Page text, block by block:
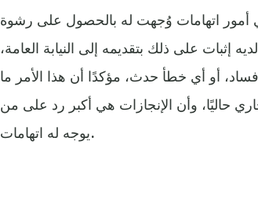
أمور اتهامات وُجهت له بالحصول على رشوة
إثبات على ذلك بتقديمه إلى النيابة العامة،
أو أي خطأ حدث، مؤكدًا أن هذا الأمر ما
حاليًا، وأن الإنجازات هي أكبر رد على من
يوجه له اتهامات.